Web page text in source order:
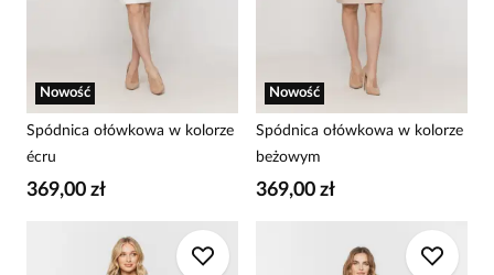
Nowość
Spódnica ołówkowa w kolorze
écru
369,00 zł
Nowość
Spódnica ołówkowa w kolorze
beżowym
369,00 zł